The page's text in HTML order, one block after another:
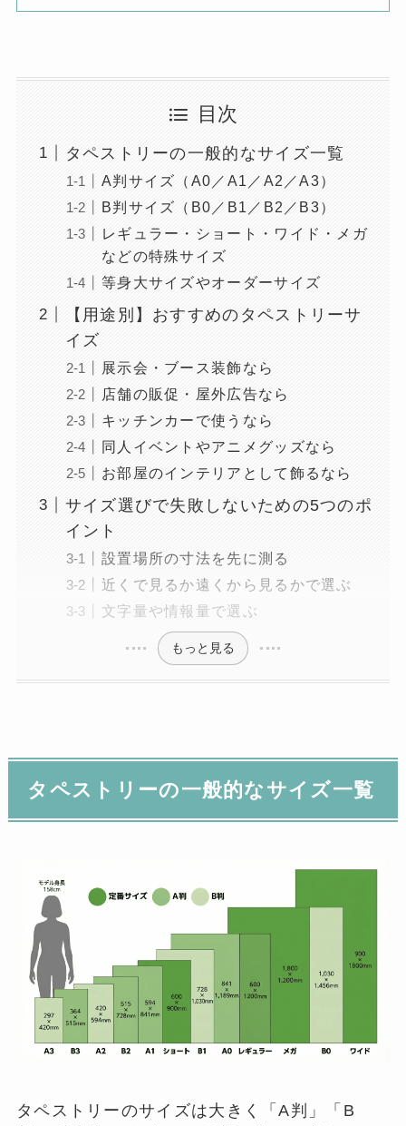
目次
タペストリーの一般的なサイズ一覧
A判サイズ（A0／A1／A2／A3）
B判サイズ（B0／B1／B2／B3）
レギュラー・ショート・ワイド・メガ
などの特殊サイズ
等身大サイズやオーダーサイズ
【用途別】おすすめのタペストリーサ
イズ
展示会・ブース装飾なら
店舗の販促・屋外広告なら
キッチンカーで使うなら
同人イベントやアニメグッズなら
お部屋のインテリアとして飾るなら
サイズ選びで失敗しないための5つのポ
イント
設置場所の寸法を先に測る
近くで見るか遠くから見るかで選ぶ
文字量や情報量で選ぶ
もっと見る
タペストリーの一般的なサイズ一覧
タペストリーのサイズは大きく「A判」「B